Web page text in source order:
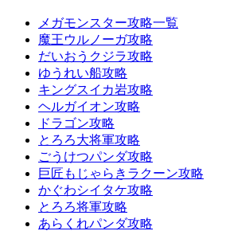
メガモンスター攻略一覧
魔王ウルノーガ攻略
だいおうクジラ攻略
ゆうれい船攻略
キングスイカ岩攻略
ヘルガイオン攻略
ドラゴン攻略
とろろ大将軍攻略
ごうけつパンダ攻略
巨匠もじゃらきラクーン攻略
かぐわシイタケ攻略
とろろ将軍攻略
あらくれパンダ攻略